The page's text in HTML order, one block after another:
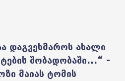
დაგვეხმაროს ახალი
შობადობაში...“ -
მაიას ტომის